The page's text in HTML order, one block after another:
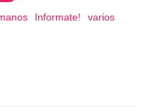
Informate! varios